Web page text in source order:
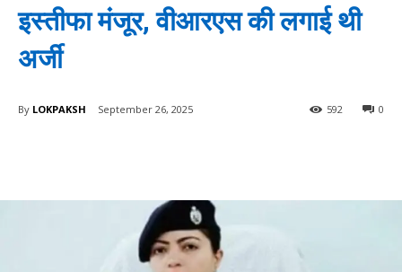
इस्तीफा मंजूर, वीआरएस की लगाई थी
अर्जी
By LOKPAKSH September 26, 2025 0
592